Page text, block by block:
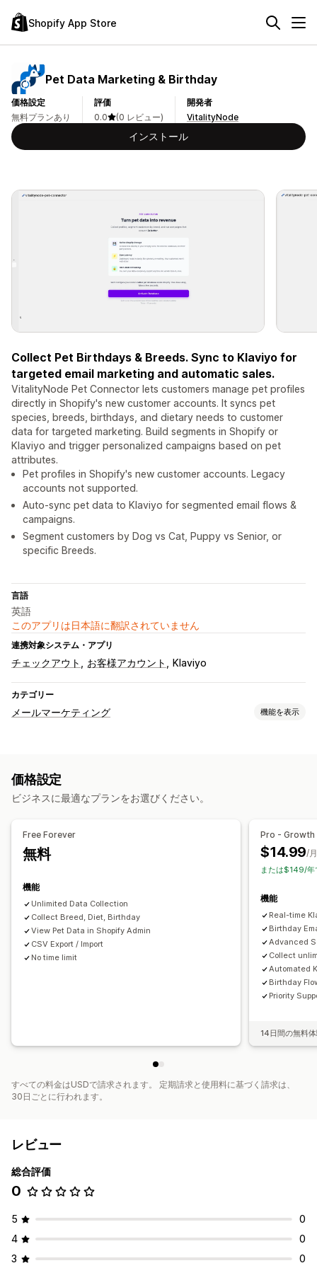
Shopify App Store
Pet Data Marketing & Birthday
価格設定
無料プランあり
評価
0.0
(0 レビュー)
開発者
VitalityNode
インストール
Collect Pet Birthdays & Breeds. Sync to Klaviyo for
targeted email marketing and automatic sales.
VitalityNode Pet Connector lets customers manage pet profiles
directly in Shopify's new customer accounts. It syncs pet
species, breeds, birthdays, and dietary needs to customer
data for targeted marketing. Build segments in Shopify or
Klaviyo and trigger personalized campaigns based on pet
attributes.
Pet profiles in Shopify's new customer accounts. Legacy
accounts not supported.
Auto-sync pet data to Klaviyo for segmented email flows &
campaigns.
Segment customers by Dog vs Cat, Puppy vs Senior, or
specific Breeds.
言語
英語
このアプリは日本語に翻訳されていません
連携対象システム・アプリ
チェックアウト お客様アカウント Klaviyo
カテゴリー
メールマーケティング 機能を表示
クロスセルメール
オートメーション
価格設定
ビジネスに最適なプランをお選びください。
Free Forever
無料
機能
Unlimited Data Collection
Collect Breed, Diet, Birthday
View Pet Data in Shopify Admin
CSV Export / Import
No time limit
Pro - Growth
$14.99/
または$149/年
機能
Real-time
Birthday
Advanced
Collect
Automated
Birthday
Priority
14日間の無料
すべての料金はUSDで請求されます。 定期請求と使用料に基づく請求は、
30日ごとに行われます。
レビュー
総合評価
0
5
0
4
0
3
0